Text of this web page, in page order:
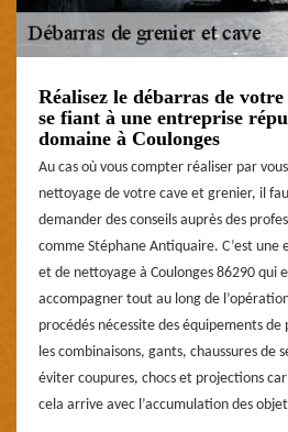
Réalisez le débarras de
se fiant à une entreprise
domaine à Coulonges
Au cas où vous compter réaliser par
nettoyage de votre cave et grenier, il
demander des conseils auprès des
comme Stéphane Antiquaire. C’est une
et de nettoyage à Coulonges 86290 qui
accompagner tout au long de
procédés nécessite des équipements
les combinaisons, gants, chaussures de
éviter coupures, chocs et projections
cela arrive avec l’accumulation des